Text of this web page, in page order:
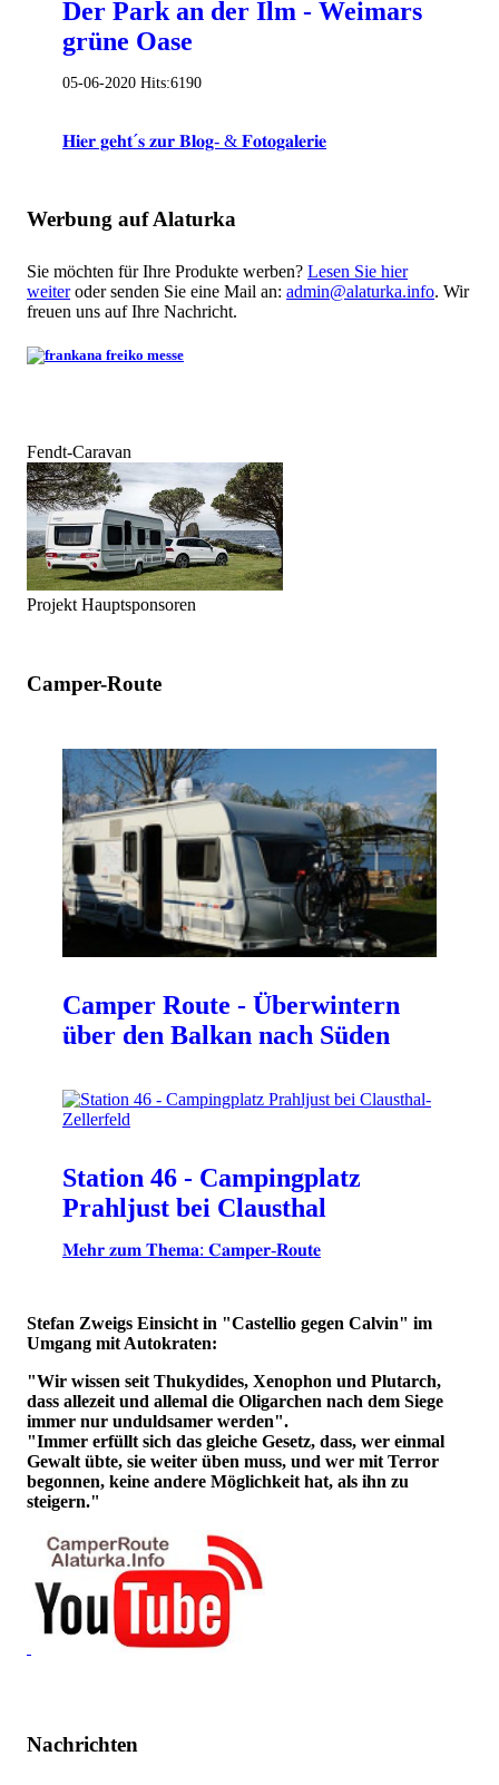
Der Park an der Ilm - Weimars
grüne Oase
05-06-2020 Hits:6190
𝐇𝐢𝐞𝐫 𝐠𝐞𝐡𝐭´𝐬 𝐳𝐮𝐫 𝐁𝐥𝐨𝐠- & 𝐅𝐨𝐭𝐨𝐠𝐚𝐥𝐞𝐫𝐢𝐞
Werbung auf Alaturka
Sie möchten für Ihre Produkte werben? Lesen Sie hier
weiteroder senden Sie eine Mail an: admin@alaturka.info. Wir
freuen uns auf Ihre Nachricht.
Fendt-Caravan
Projekt Hauptsponsoren
Camper-Route
Camper Route - Überwintern
über den Balkan nach Süden
Station 46 - Campingplatz
Prahljust bei Clausthal
𝐌𝐞𝐡𝐫 𝐳𝐮𝐦 𝐓𝐡𝐞𝐦𝐚: 𝐂𝐚𝐦𝐩𝐞𝐫-𝐑𝐨𝐮𝐭𝐞
Stefan Zweigs Einsicht in "Castellio gegen Calvin" im
Umgang mit Autokraten:
"Wir wissen seit Thukydides, Xenophon und Plutarch,
dass allezeit und allemal die Oligarchen nach dem Siege
immer nur unduldsamer werden".
"Immer erfüllt sich das gleiche Gesetz, dass, wer einmal
Gewalt übte, sie weiter üben muss, und wer mit Terror
begonnen, keine andere Möglichkeit hat, als ihn zu
steigern."
Nachrichten